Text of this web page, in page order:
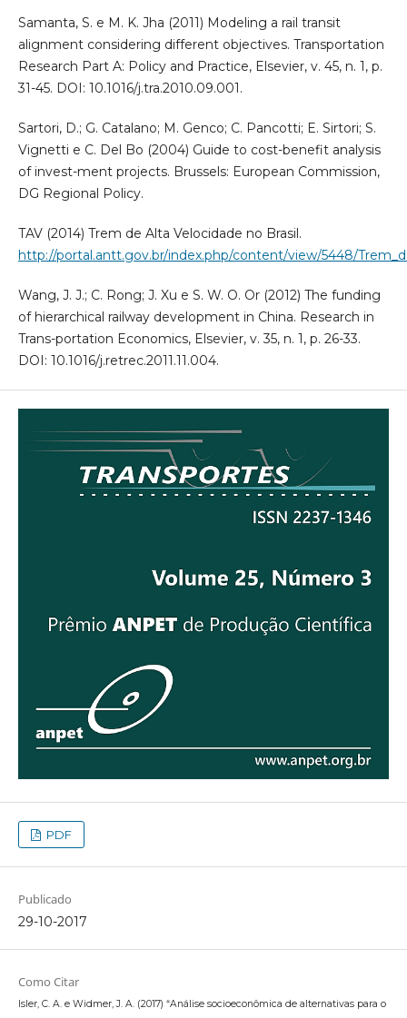
Samanta, S. e M. K. Jha (2011) Modeling a rail transit
alignment considering different objectives. Transportation
Research Part A: Policy and Practice, Elsevier, v. 45, n. 1, p.
31-45. DOI: 10.1016/j.tra.2010.09.001.
Sartori, D.; G. Catalano; M. Genco; C. Pancotti; E. Sirtori; S.
Vignetti e C. Del Bo (2004) Guide to cost-benefit analysis
of invest-ment projects. Brussels: European Commission,
DG Regional Policy.
TAV (2014) Trem de Alta Velocidade no Brasil.
http://portal.antt.gov.br/index.php/content/view/5448/
Wang, J. J.; C. Rong; J. Xu e S. W. O. Or (2012) The funding
of hierarchical railway development in China. Research in
Trans-portation Economics, Elsevier, v. 35, n. 1, p. 26-33.
DOI: 10.1016/j.retrec.2011.11.004.
PDF
Publicado
29-10-2017
Como Citar
Isler, C. A. e Widmer, J. A. (2017) “Análise socioeconômica de alternativas para o